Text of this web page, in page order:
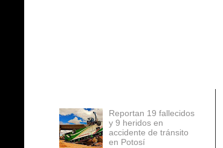
Reportan 19 fallecidos
y 9 heridos en
accidente de tránsito
en Potosí